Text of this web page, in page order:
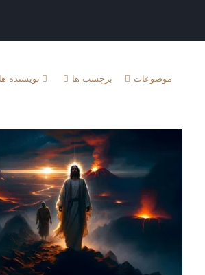
موضوعات برچسب ها
نویسنده ها